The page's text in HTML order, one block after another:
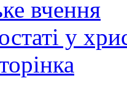
вчення
у